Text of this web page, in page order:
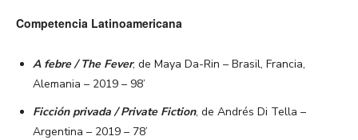
Competencia Latinoamericana
A febre / The Fever, de Maya Da-Rin – Brasil, Francia,
Alemania – 2019 – 98’
Ficción privada / Private Fiction, de Andrés Di Tella –
Argentina – 2019 – 78’